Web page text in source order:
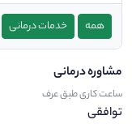
همه خدمات درمانی
مشاوره درمانی
ساعت کاری طبق عرف
توافقی